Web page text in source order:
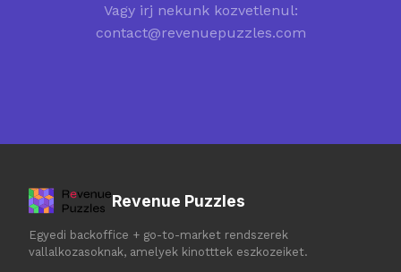
Vagy irj nekunk kozvetlenul:
contact@revenuepuzzles.com
Revenue Puzzles
Egyedi backoffice + go-to-market rendszerek
vallalkozasoknak, amelyek kinotttek eszkozeiket.